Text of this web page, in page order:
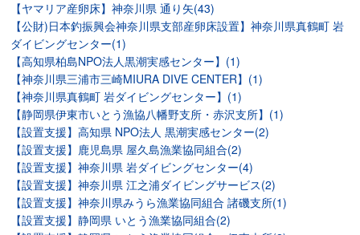
【ヤマリア産卵床】神奈川県 通り矢(43)
【公財)日本釣振興会神奈川県支部産卵床設置】神奈川県真鶴町 岩
ダイビングセンター(1)
【高知県柏島NPO法人黒潮実感センター】(1)
【神奈川県三浦市三崎MIURA DIVE CENTER】(1)
【神奈川県真鶴町 岩ダイビングセンター】(1)
【静岡県伊東市いとう漁協八幡野支所・赤沢支所】(1)
【設置支援】高知県 NPO法人 黒潮実感センター(2)
【設置支援】鹿児島県 屋久島漁業協同組合(2)
【設置支援】神奈川県 岩ダイビングセンター(4)
【設置支援】神奈川県 江之浦ダイビングサービス(2)
【設置支援】神奈川県みうら漁業協同組合 諸磯支所(1)
【設置支援】静岡県 いとう漁業協同組合(2)